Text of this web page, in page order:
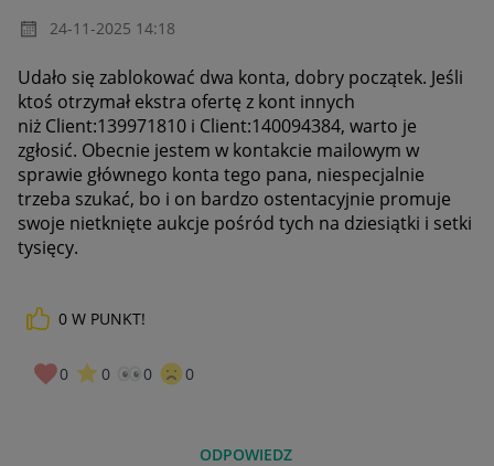
‎24-11-2025 14:18
Udało się zablokować dwa konta, dobry początek. Jeśli
ktoś otrzymał ekstra ofertę z kont innych
niż Client:139971810 i Client:140094384, warto je
zgłosić. Obecnie jestem w kontakcie mailowym w
sprawie głównego konta tego pana, niespecjalnie
trzeba szukać, bo i on bardzo ostentacyjnie promuje
swoje nietknięte aukcje pośród tych na dziesiątki i setki
tysięcy.
0 W PUNKT!
0 0 0 0
ODPOWIEDZ